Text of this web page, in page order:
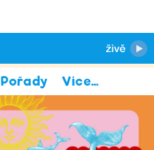
Pořady Více…